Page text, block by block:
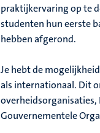
praktijkervaring op te
studenten hun eerste
hebben afgerond.
Je hebt de
als internationaal. Dit
Gouvernementele